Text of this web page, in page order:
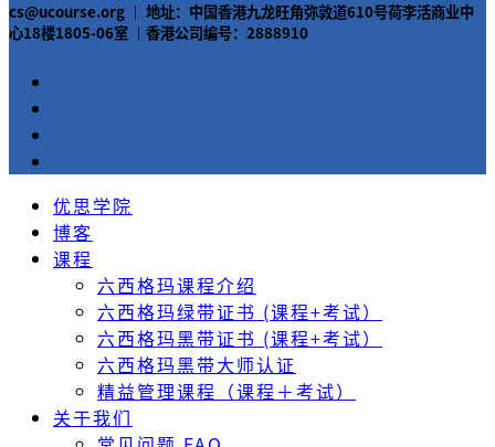
cs@ucourse.org ｜ 地址：中国香港九龙旺角弥敦道610号荷李活商业中
心18楼1805-06室 ｜香港公司编号：2888910
优思学院
博客
课程
六西格玛课程介绍
六西格玛绿带证书 (课程+考试）
六西格玛黑带证书 (课程+考试）
六西格玛黑带大师认证
精益管理课程（课程＋考试）
关于我们